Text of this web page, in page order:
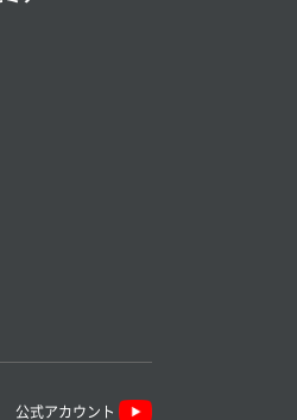
公式アカウント